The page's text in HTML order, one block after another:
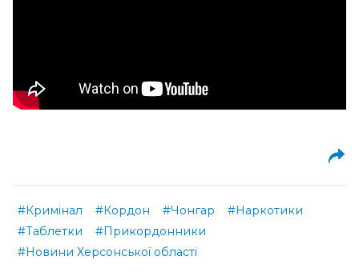
#Кримінал #Кордон #Чонгар
#Наркотики
#Таблетки
#Прикордонники
#Новини Херсонської області